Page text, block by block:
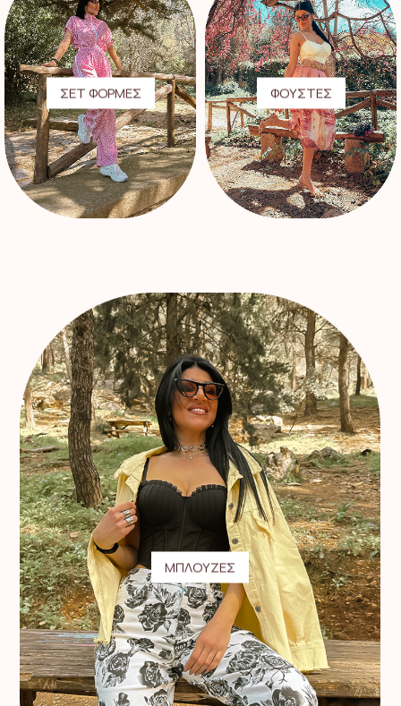
ΣΕΤ ΦΟΡΜΕΣ ΦΟΥΣΤΕΣ
ΜΠΛΟΥΖΕΣ